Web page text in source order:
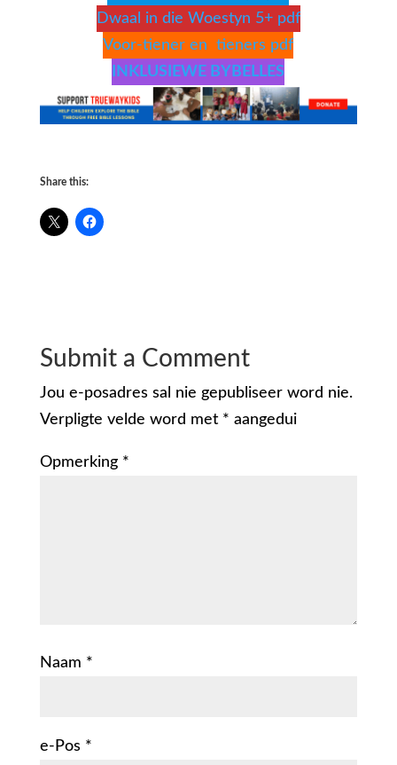
Dwaal in die Woestyn 5+ pdf
Voor-tiener en tieners pdf
INKLUSIEWE BYBELLES
Share this:
Submit a Comment
Jou e-posadres sal nie gepubliseer word nie.
Verpligte velde word met * aangedui
Opmerking *
Naam *
e-Pos *